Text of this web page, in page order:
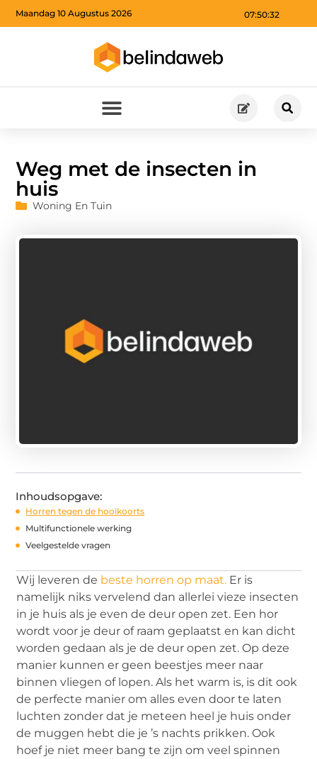
07:50:33
Maandag 10 Augustus 2026
Weg met de insecten in
huis
Woning En Tuin
Inhoudsopgave:
Horren tegen de hooikoorts
Multifunctionele werking
Veelgestelde vragen
Wij leveren de beste horren op maat. Er is
namelijk niks vervelend dan allerlei vieze insecten
in je huis als je even de deur open zet. Een hor
wordt voor je deur of raam geplaatst en kan dicht
worden gedaan als je de deur open zet. Op deze
manier kunnen er geen beestjes meer naar
binnen vliegen of lopen. Als het warm is, is dit ook
de perfecte manier om alles even door te laten
luchten zonder dat je meteen heel je huis onder
de muggen hebt die je ’s nachts prikken. Ook
hoef je niet meer bang te zijn om veel spinnen